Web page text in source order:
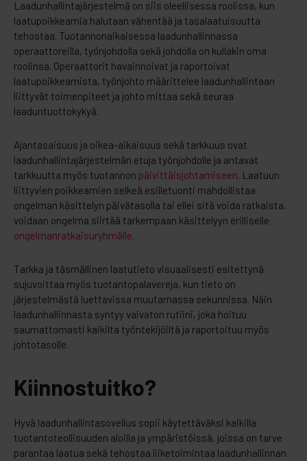
Laadunhallintajärjestelmä on siis oleellisessa roolissa, kun
laatupoikkeamia halutaan vähentää ja tasalaatuisuutta
tehostaa. Tuotannonaikaisessa laadunhallinnassa
operaattoreilla, työnjohdolla sekä johdolla on kullakin oma
roolinsa. Operaattorit havainnoivat ja raportoivat
laatupoikkeamista, työnjohto määrittelee laadunhallintaan
liittyvät toimenpiteet ja johto mittaa sekä seuraa
laaduntuottokykyä.
Ajantasaisuus ja oikea-aikaisuus sekä tarkkuus ovat
laadunhallintajärjestelmän etuja työnjohdolle ja antavat
tarkkuutta myös tuotannon päivittäisjohtamiseen. Laatuun
liittyvien poikkeamien selkeä esilletuonti mahdollistaa
ongelman käsittelyn päivätasolla tai ellei sitä voida ratkaista,
voidaan ongelma siirtää tarkempaan käsittelyyn erilliselle
ongelmanratkaisuryhmälle.
Tarkka ja täsmällinen laatutieto visuaalisesti esitettynä
sujuvoittaa myös tuotantopalavereja, kun tieto on
järjestelmästä luettavissa muutamassa sekunnissa. Näin
laadunhallinnasta syntyy vaivaton rutiini, joka hoituu
saumattomasti kaikilta työntekijöiltä ja raportoituu myös
johtotasolle.
Kiinnostuitko?
Hyvä laadunhallintasovellus sopii käytettäväksi kaikilla
tuotantoteollisuuden aloilla ja ympäristöissä, joissa on tarve
parantaa laatua sekä tehostaa liiketoimintaa laadunhallinnan